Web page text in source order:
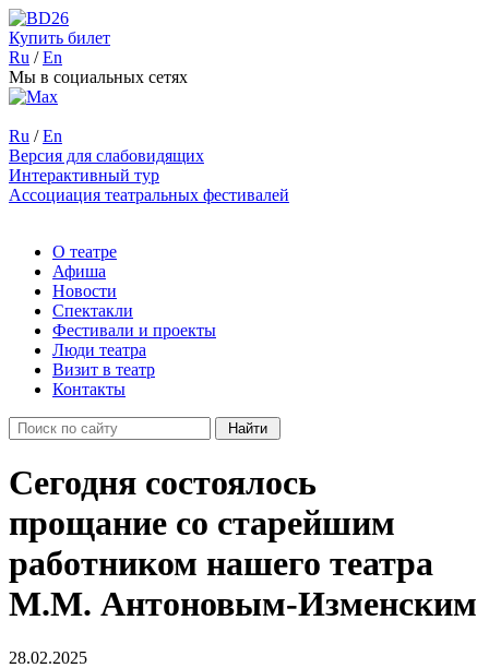
Купить билет
Ru /En
Мы в социальных сетях
Ru / En
Версия для слабовидящих
Интерактивный тур
Ассоциация театральных фестивалей
О театре
Афиша
Новости
Спектакли
Фестивали и проекты
Люди театра
Визит в театр
Контакты
Cегодня состоялось
прощание со старейшим
работником нашего театра
М.М. Антоновым-Изменским
28.02.2025